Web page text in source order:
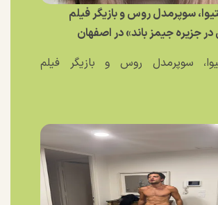
سوپرمدل روس و بازیگر فیلم
جزیره جیمز باند» در اصفهان
سوپرمدل روس و بازیگر فیلم